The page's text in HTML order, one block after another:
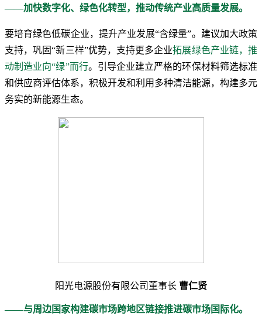
——加快数字化、绿色化转型，推动传统产业高质量发展。
要培育绿色低碳企业，提升产业发展“含绿量”。建议加大政策
支持，巩固“新三样”优势，支持更多企业拓展绿色产业链，推
动制造业向“绿”而行。引导企业建立严格的环保材料筛选标准
和供应商评估体系，积极开发和利用多种清洁能源，构建多元
务实的新能源生态。
阳光电源股份有限公司董事长 曹仁贤
——与周边国家构建碳市场跨地区链接推进碳市场国际化。